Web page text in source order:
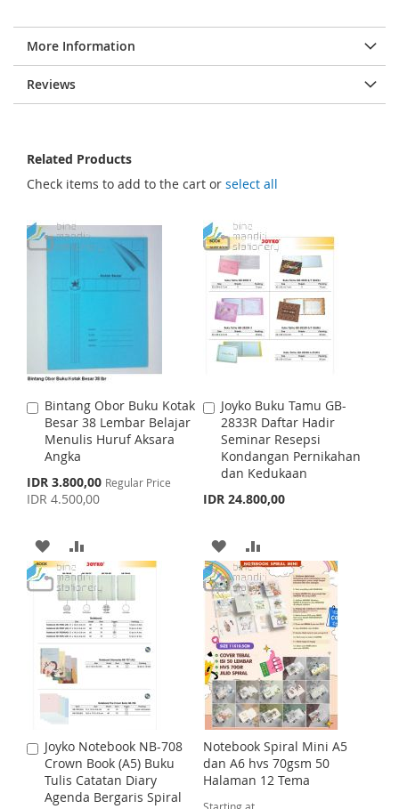
More Information
Reviews
Related Products
Check items to add to the cart or select all
Bintang Obor Buku Kotak
Besar 38 Lembar Belajar
Menulis Huruf Aksara
Angka
S
p
e
l
P
r
IDR 3.800,00 Regular Price
IDR 4.500,00
A
d
d
t
C
a
tA
D
D
T
O
W
S
H
D
D
T
O
M
P
Joyko Buku Tamu GB-
2833R Daftar Hadir
Seminar Resepsi
Kondangan Pernikahan
dan Kedukaan
IDR 24.800,00
A
d
d
t
o
a
tA
D
D
T
O
W
I
S
D
D
T
O
C
O
M
Joyko Notebook NB-708
Crown Book (A5) Buku
Tulis Catatan Diary
Agenda Bergaris Spiral
A
d
d
t
Notebook Spiral Mini A5
dan A6 hvs 70gsm 50
Halaman 12 Tema
Starting at